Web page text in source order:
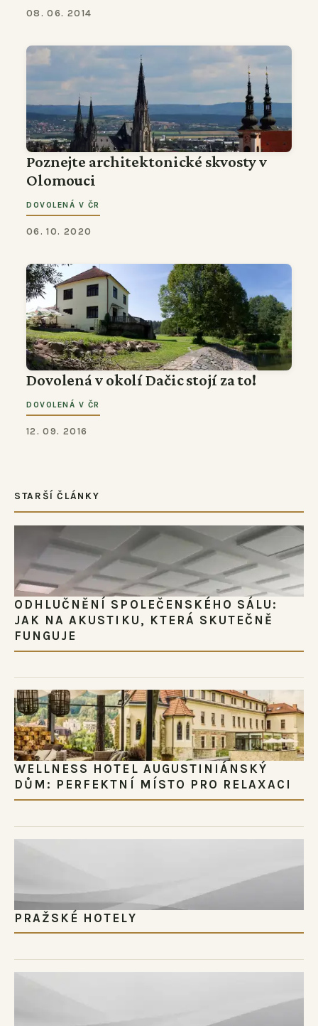
08. 06. 2014
Poznejte architektonické skvosty v
Olomouci
DOVOLENÁ V ČR
06. 10. 2020
Dovolená v okolí Dačic stojí za to!
DOVOLENÁ V ČR
12. 09. 2016
STARŠÍ ČLÁNKY
ODHLUČNĚNÍ SPOLEČENSKÉHO SÁLU:
JAK NA AKUSTIKU, KTERÁ SKUTEČNĚ
FUNGUJE
WELLNESS HOTEL AUGUSTINIÁNSKÝ
DŮM: PERFEKTNÍ MÍSTO PRO RELAXACI
PRAŽSKÉ HOTELY